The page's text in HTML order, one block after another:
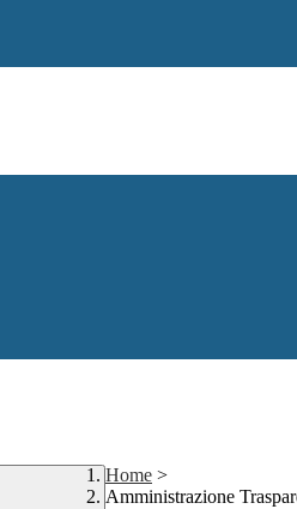
Home >
Amministrazione